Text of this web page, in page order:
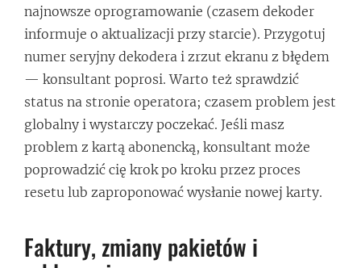
najnowsze oprogramowanie (czasem dekoder
informuje o aktualizacji przy starcie). Przygotuj
numer seryjny dekodera i zrzut ekranu z błędem
— konsultant poprosi. Warto też sprawdzić
status na stronie operatora; czasem problem jest
globalny i wystarczy poczekać. Jeśli masz
problem z kartą abonencką, konsultant może
poprowadzić cię krok po kroku przez proces
resetu lub zaproponować wysłanie nowej karty.
Faktury, zmiany pakietów i